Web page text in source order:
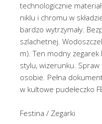
technologicznie
niklu i chromu w
bardzo wytrzymały.
szlachetnej.
m). Ten modny zegarek
stylu, wizerunku.
osobie. Pełna
w kultowe pudełeczko
Festina / Zegarki